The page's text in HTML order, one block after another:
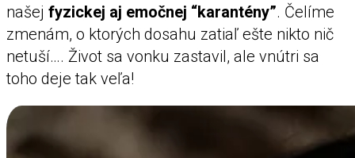
našej fyzickej aj emočnej “karantény”. Čelíme
zmenám, o ktorých dosahu zatiaľ ešte nikto nič
netuší…. Život sa vonku zastavil, ale vnútri sa
toho deje tak veľa!